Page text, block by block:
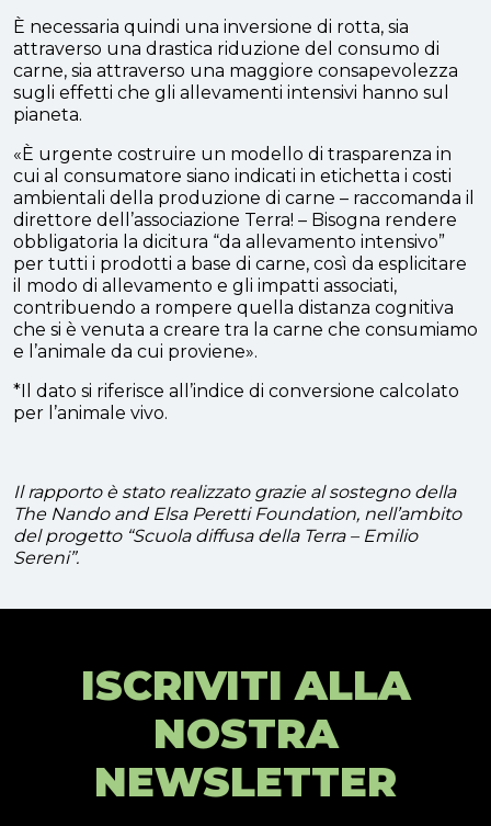
È necessaria quindi una inversione di rotta, sia
attraverso una drastica riduzione del consumo di
carne, sia attraverso una maggiore consapevolezza
sugli effetti che gli allevamenti intensivi hanno sul
pianeta.
«È urgente costruire un modello di trasparenza in
cui al consumatore siano indicati in etichetta i costi
ambientali della produzione di carne – raccomanda il
direttore dell’associazione Terra! – Bisogna rendere
obbligatoria la dicitura “da allevamento intensivo”
per tutti i prodotti a base di carne, così da esplicitare
il modo di allevamento e gli impatti associati,
contribuendo a rompere quella distanza cognitiva
che si è venuta a creare tra la carne che consumiamo
e l’animale da cui proviene».
*Il dato si riferisce all’indice di conversione calcolato
per l’animale vivo.
Il rapporto è stato realizzato grazie al sostegno della
The Nando and Elsa Peretti Foundation, nell’ambito
del progetto “Scuola diffusa della Terra – Emilio
Sereni”.
ISCRIVITI ALLA
NOSTRA
NEWSLETTER